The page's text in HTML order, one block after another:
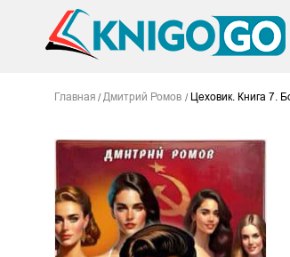
Главная Дмитрий Ромов Цеховик. Книга 7.